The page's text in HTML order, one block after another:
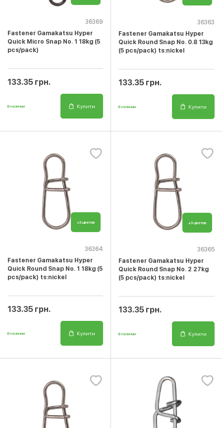
36369
Fastener Gamakatsu Hyper
Quick Micro Snap No. 1 18kg (5
pcs/pack)
133.35 грн.
В наличии Купити
36363
Fastener Gamakatsu Hyper
Quick Round Snap No. 0.8 13kg
(5 pcs/pack) ts:nickel
133.35 грн.
В наличии Купити
+3 цветов
36364
Fastener Gamakatsu Hyper
Quick Round Snap No. 1 18kg (5
pcs/pack) ts:nickel
133.35 грн.
В наличии Купити
+3 цветов
36365
Fastener Gamakatsu Hyper
Quick Round Snap No. 2 27kg
(5 pcs/pack) ts:nickel
133.35 грн.
В наличии Купити